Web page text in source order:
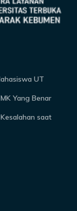
UT
Yang Benar
saat